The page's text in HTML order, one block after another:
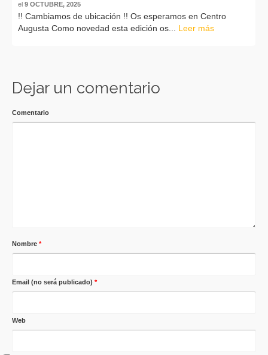
el 9 OCTUBRE, 2025
!! Cambiamos de ubicación !! Os esperamos en Centro
Augusta Como novedad esta edición os... Leer más
Dejar un comentario
Comentario
Nombre *
Email (no será publicado) *
Web